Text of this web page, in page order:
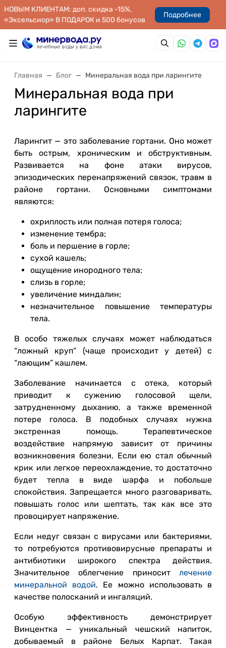
НОВЫМ КЛИЕНТАМ: доп. скидка -15%,
«Эксельсиор» В ПОДАРОК и 500 бонусов
Подробнее
Главная Блог Минеральная вода при ларингите
Минеральная вода при
ларингите
Ларингит — это заболевание гортани. Оно может
быть острым, хроническим и обструктивным.
Развивается на фоне атаки вирусов,
эпизодических перенапряжений связок, травм в
районе гортани. Основными симптомами
являются:
охриплость или полная потеря голоса;
изменение тембра;
боль и першение в горле;
сухой кашель;
ощущение инородного тела;
слизь в горле;
увеличение миндалин;
незначительное повышение температуры
тела.
В особо тяжелых случаях может наблюдаться
“ложный круп” (чаще происходит у детей) с
“лающим” кашлем.
Заболевание начинается с отека, который
приводит к сужению голосовой щели,
затрудненному дыханию, а также временной
потере голоса. В подобных случаях нужна
экстренная помощь. Терапевтическое
воздействие напрямую зависит от причины
возникновения болезни. Если ею стал обычный
крик или легкое переохлаждение, то достаточно
будет тепла в виде шарфа и побольше
спокойствия. Запрещается много разговаривать,
повышать голос или шептать, так как все это
провоцирует напряжение.
Если недуг связан с вирусами или бактериями,
то потребуются противовирусные препараты и
антибиотики широкого спектра действия.
Значительное облегчение приносит лечение
минеральной водой. Ее можно использовать в
качестве полосканий и ингаляций.
Особую эффективность демонстрирует
Винцентка — уникальный чешский напиток,
добываемый в районе Белых Карпат. Такая